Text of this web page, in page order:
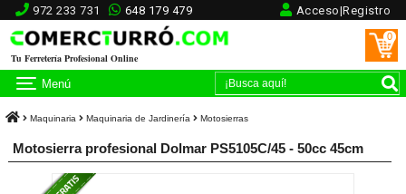
972 233 731 648 179 479 Acceso|Registro
Tu Ferretería Profesional Online
0
Menú
Maquinaria Maquinaria de Jardinería Motosierras
Motosierra profesional Dolmar PS5105C/45 - 50cc 45cm